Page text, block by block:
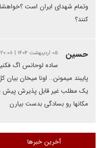
وتمام شهدای ایران است
کنند؟
حسین ۰۵ اردیبهشت ۱۴۰۴ | ۲۰:۰۸
ساده لوحانس اگ
پایبند میمونن.. اونا میخان بیان
یک مطلب غیر قابل پذیرش پیش
مکانها رو بسادگی بدست بیارن
آخرین خبرها